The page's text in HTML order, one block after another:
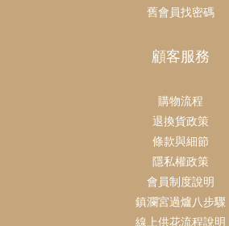
舊會員找密碼
顧客服務
購物流程
退換貨政策
條款與細節
隱私權政策
會員制度說明
鎮瀾宮過爐八步驟
線上供花流程說明